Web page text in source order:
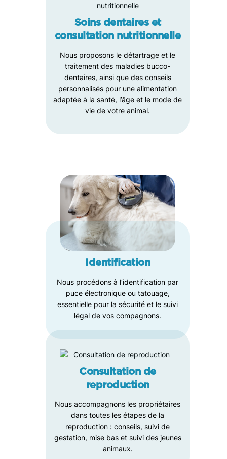
Soins dentaires et
consultation nutritionnelle
Nous proposons le détartrage et le
traitement des maladies bucco-
dentaires, ainsi que des conseils
personnalisés pour une alimentation
adaptée à la santé, l’âge et le mode de
vie de votre animal.
Identification
Nous procédons à l’identification par
puce électronique ou tatouage,
essentielle pour la sécurité et le suivi
légal de vos compagnons.
Consultation de
reproduction
Nous accompagnons les propriétaires
dans toutes les étapes de la
reproduction : conseils, suivi de
gestation, mise bas et suivi des jeunes
animaux.